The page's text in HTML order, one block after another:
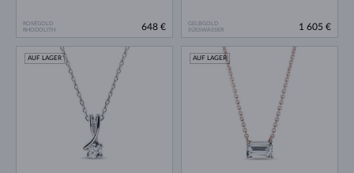
ROSÉGOLD
RHODOLITH
648 €
GELBGOLD
SÜSSWASSER
1 605 €
AUF LAGER AUF LAGER